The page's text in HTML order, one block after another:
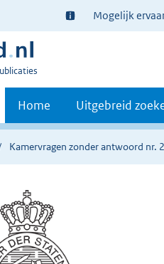
Ter
informatie:
Mogelijk
Home Uitgebreid
Kamervragen zonder antwoord nr.